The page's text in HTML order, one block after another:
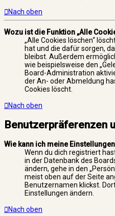
Nach oben
Wozu ist die Funktion „Alle
„Alle Cookies löschen“
hat und die dafür sorgen,
bleibst. Außerdem
wie beispielsweise den
Board-Administration
der An- oder Abmeldung
Cookies löscht.
Nach oben
Benutzerpräferenzen
Wie kann ich meine
Wenn du dich registriert
in der Datenbank des
ändern, gehe in den
meist oben auf der Seite
Benutzernamen klickst.
Einstellungen ändern.
Nach oben